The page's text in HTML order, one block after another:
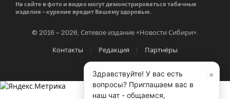
На сайте в фото и видео могут демонстрироваться табачные
изделия – курение вредит Вашему здоровью.
© 2016 – 2026, Сетевое издание «Новости Сибири».
Контакты Редакция Партнёры
×
Здравствуйте! У вас есть
вопросы? Приглашаем вас в
наш чат - общаемся,